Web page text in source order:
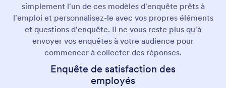
simplement l'un de ces modèles d'enquête prêts à
l'emploi et personnalisez-le avec vos propres éléments
et questions d'enquête. Il ne vous reste plus qu'à
envoyer vos enquêtes à votre audience pour
commencer à collecter des réponses.
Enquête de satisfaction des
employés